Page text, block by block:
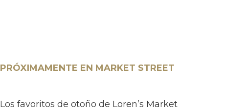
PRÓXIMAMENTE EN MARKET STREET
Los favoritos de otoño de Loren’s Market